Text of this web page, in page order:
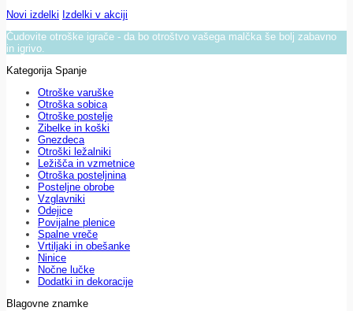
Novi izdelki Izdelki v akciji
Čudovite otroške igrače - da bo otroštvo vašega malčka še bolj zabavno
in igrivo.
Kategorija Spanje
Otroške varuške
Otroška sobica
Otroške postelje
Zibelke in koški
Gnezdeca
Otroški ležalniki
Ležišča in vzmetnice
Otroška posteljnina
Posteljne obrobe
Vzglavniki
Odejice
Povijalne plenice
Spalne vreče
Vrtiljaki in obešanke
Ninice
Nočne lučke
Dodatki in dekoracije
Blagovne znamke